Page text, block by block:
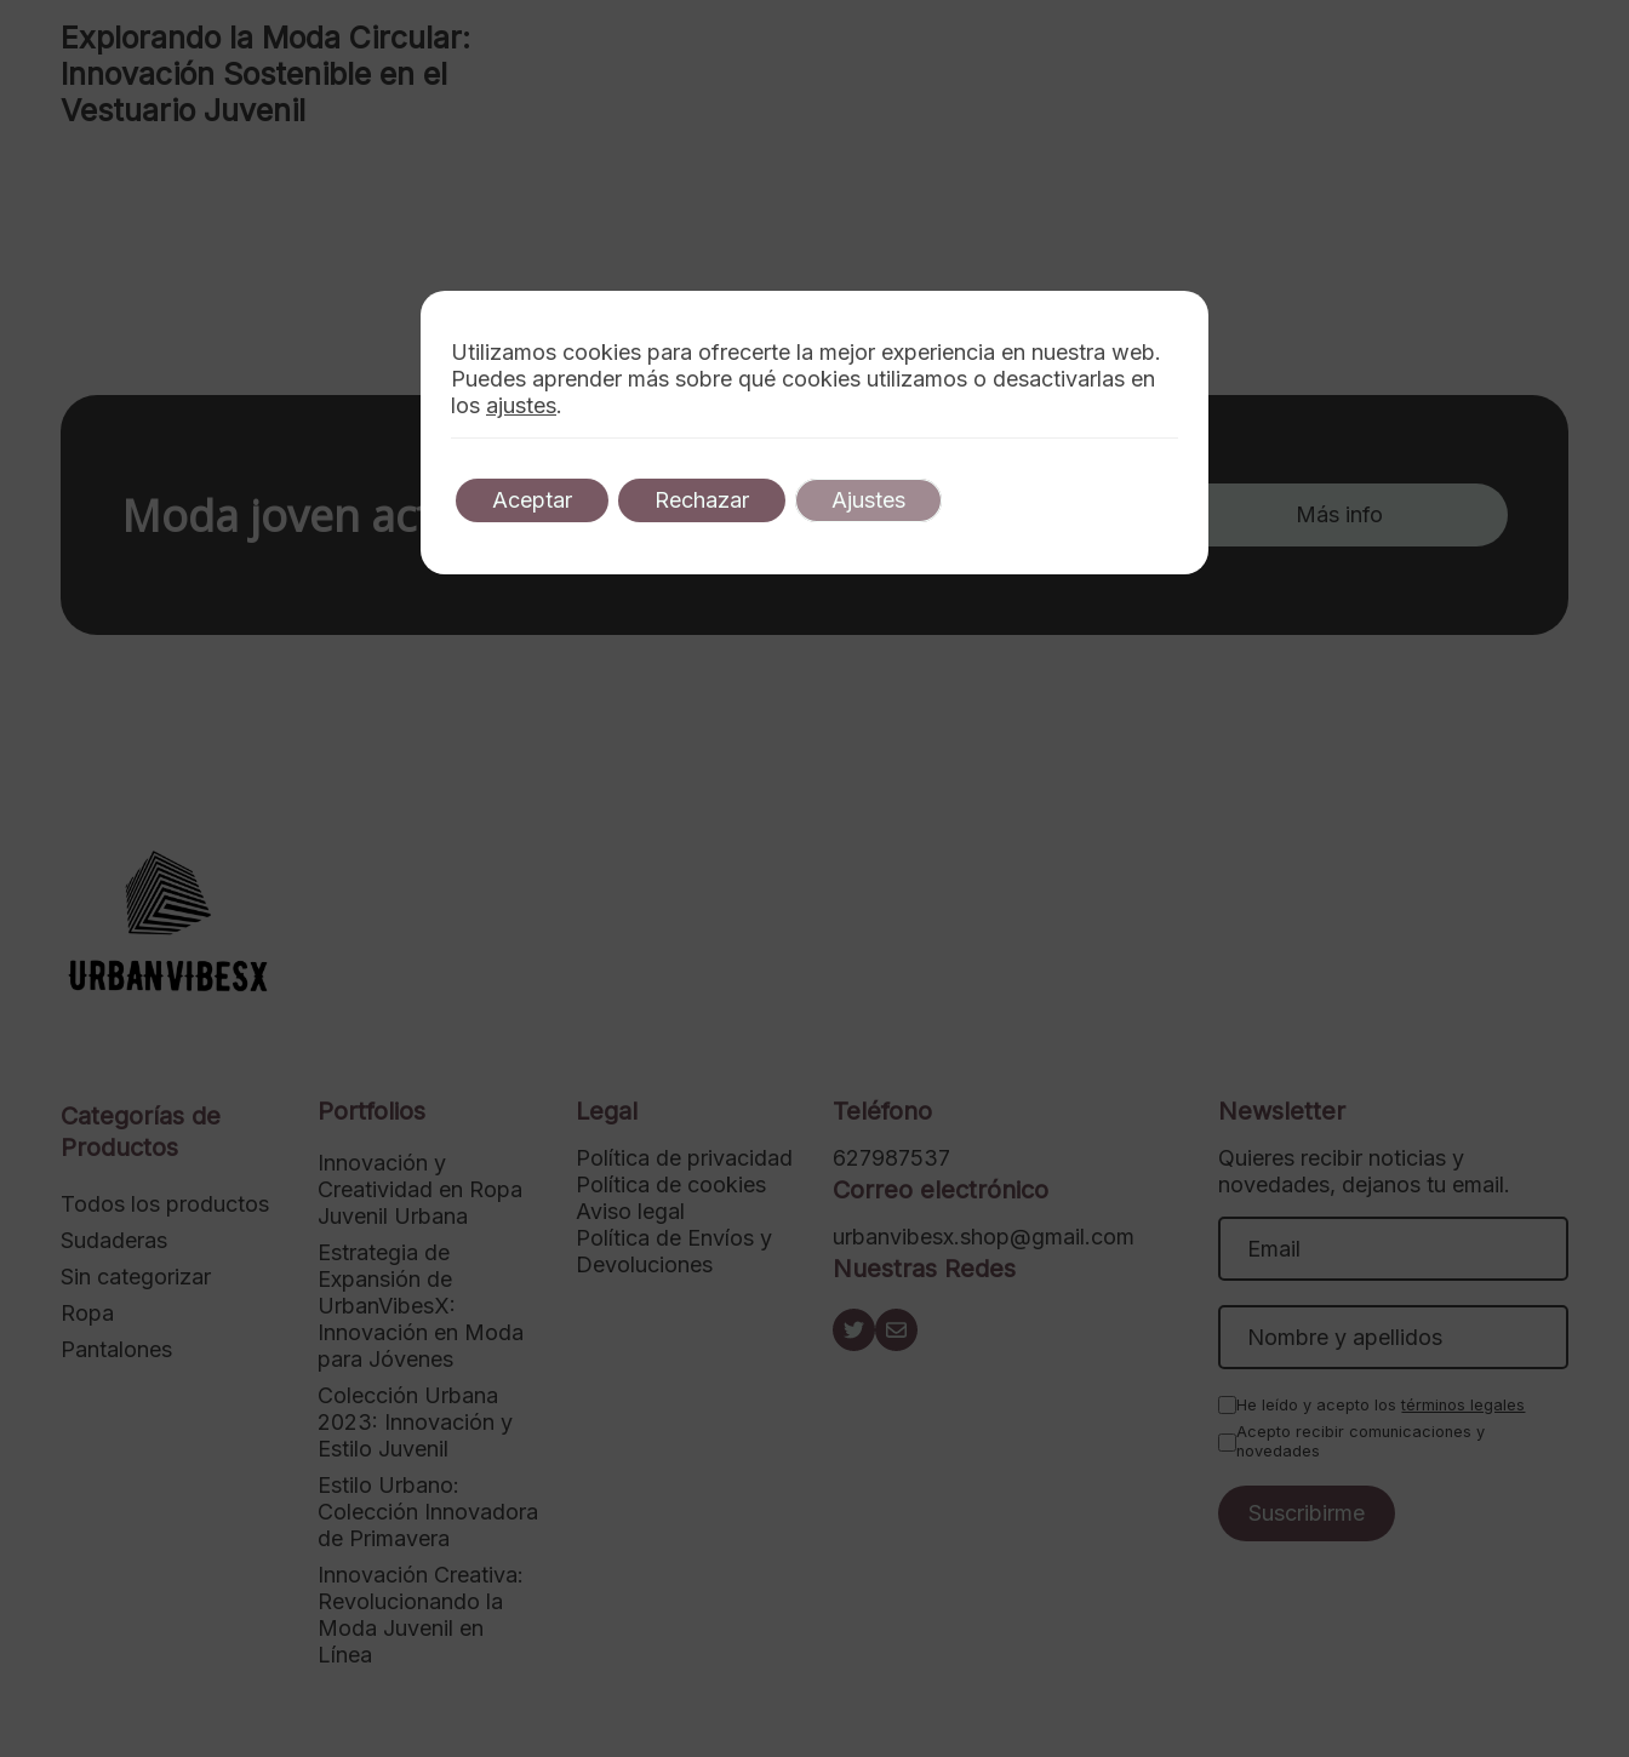
Explorando la Moda Circular:
Innovación Sostenible en el
Vestuario Juvenil
Moda joven actual
Descubre las últimas tendencias en ropa juvenil.
Explora nuestra colección única diseñada para
elevar tu estilo con creatividad e innovación.
Más info
Categorías de
Productos
Todos los productos
Sudaderas
Sin categorizar
Ropa
Pantalones
Portfolios
Innovación y
Creatividad en Ropa
Juvenil Urbana
Estrategia de
Expansión de
UrbanVibesX:
Innovación en Moda
para Jóvenes
Colección Urbana
2023: Innovación y
Estilo Juvenil
Estilo Urbano:
Colección Innovadora
de Primavera
Innovación Creativa:
Revolucionando la
Moda Juvenil en
Línea
Legal
Política de privacidad
Política de cookies
Aviso legal
Política de Envíos y
Devoluciones
Teléfono
627987537
Correo electrónico
urbanvibesx.shop@gmail.com
Nuestras Redes
Newsletter
Quieres recibir noticias y
novedades, dejanos tu email.
He leído y acepto lostérminos legales
Acepto recibir comunicaciones y
novedades
Utilizamos cookies para ofrecerte la mejor experiencia en nuestra web.
Puedes aprender más sobre qué cookies utilizamos o desactivarlas en
los ajustes.
Aceptar Rechazar Ajustes